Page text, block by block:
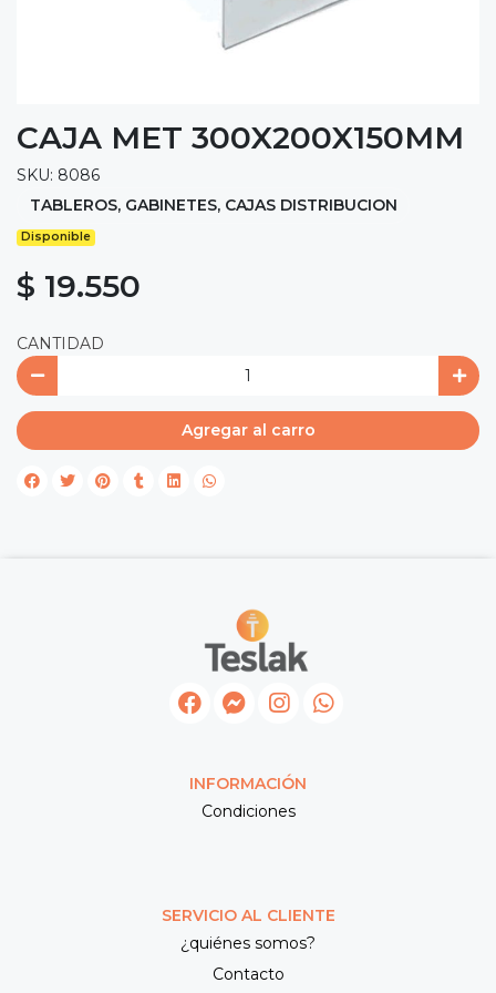
CAJA MET 300X200X150MM
SKU: 8086
TABLEROS, GABINETES, CAJAS DISTRIBUCION
Disponible
$ 19.550
CANTIDAD
Agregar al carro
INFORMACIÓN
Condiciones
SERVICIO AL CLIENTE
¿quiénes somos?
Contacto